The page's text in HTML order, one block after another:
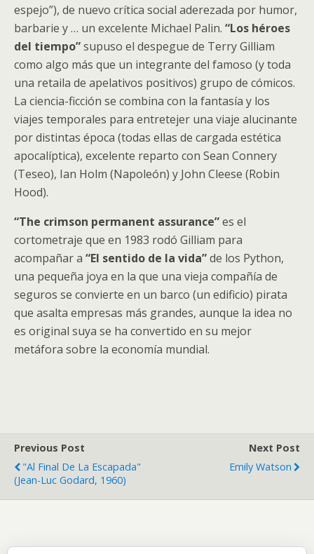
espejo”), de nuevo crítica social aderezada por humor,
barbarie y … un excelente Michael Palin. “Los héroes
del tiempo”supuso el despegue de Terry Gilliam
como algo más que un integrante del famoso (y toda
una retaila de apelativos positivos) grupo de cómicos.
La ciencia-ficción se combina con la fantasía y los
viajes temporales para entretejer una viaje alucinante
por distintas época (todas ellas de cargada estética
apocalíptica), excelente reparto con Sean Connery
(Teseo), Ian Holm (Napoleón) y John Cleese (Robin
Hood).
“The crimson permanent assurance”es el
cortometraje que en 1983 rodó Gilliam para
acompañar a “El sentido de la vida”de los Python,
una pequeña joya en la que una vieja compañía de
seguros se convierte en un barco (un edificio) pirata
que asalta empresas más grandes, aunque la idea no
es original suya se ha convertido en su mejor
metáfora sobre la economía mundial.
Previous Post
"Al Final De La Escapada"
(Jean-Luc Godard, 1960)
Next Post
Emily Watson